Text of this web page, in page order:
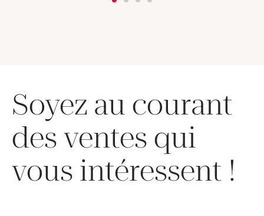
Soyez au courant
des ventes qui
vous intéressent !